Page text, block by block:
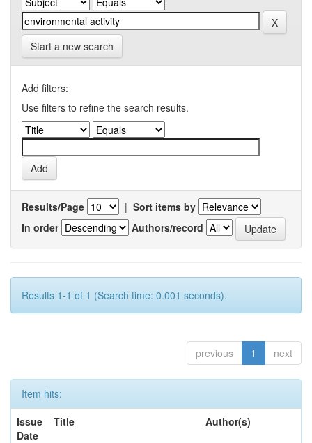
Start a new search
Add filters:
Use filters to refine the search results.
Results/Page | Sort items by
In order
Authors/record
Results 1-1 of 1 (Search time: 0.001 seconds).
previous 1 next
Item hits:
Issue
Date
Title Author(s)